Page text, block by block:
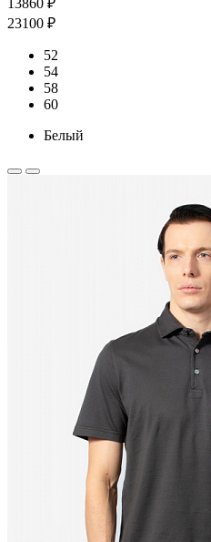
23100 ₽
52
54
58
60
Белый